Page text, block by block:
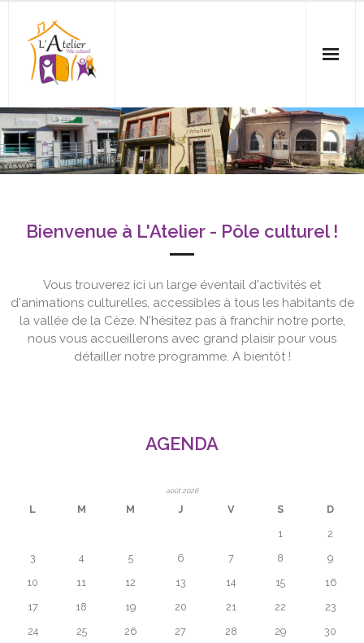
Accueil
L’Association
Ateliers
- Couture
- Sophrologie
Bienvenue à L'Atelier - Pôle culturel !
Vous trouverez ici un large éventail d'activités et
d'animations culturelles, accessibles à tous les habitants de
la vallée de la Cèze. N'hésitez pas à franchir notre porte,
nous vous accueillerons avec grand plaisir pour vous
détailler notre programme. A bientôt !
AGENDA
août 2026
L M M J V S D
1
2
3
4 5 6 7 8
9
10
11 12 13 14 15
16
17
18 19 20 21 22
23
24
25 26 27 28 29
30